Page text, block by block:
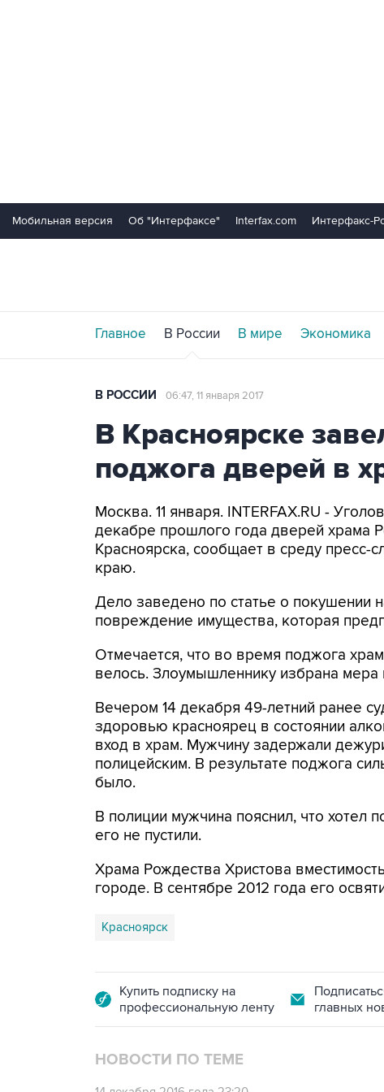
Мобильная версия Об "Интерфаксе" Interfax.com Интерфакс-
Главное В России В мире Экономика
В РОССИИ 06:47, 11 января 2017
В Красноярске
поджога дверей в
Москва. 11 января. INTERFAX.RU -
декабре прошлого года дверей храма
Красноярска, сообщает в среду
краю.
Дело заведено по статье о покушении
повреждение имущества, которая
Отмечается, что во время поджога
велось. Злоумышленнику избрана
Вечером 14 декабря 49-летний ранее
здоровью красноярец в состоянии
вход в храм. Мужчину задержали
полицейским. В результате поджога
было.
В полиции мужчина пояснил, что хотел
его не пустили.
Храма Рождества Христова
городе. В сентябре 2012 года его
Красноярск
Купить подписку на
профессиональную ленту
главных
НОВОСТИ ПО ТЕМЕ